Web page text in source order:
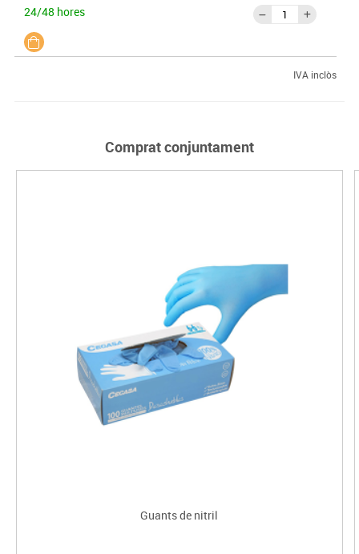
24/48 hores
IVA inclòs
Comprat conjuntament
Guants de nitril